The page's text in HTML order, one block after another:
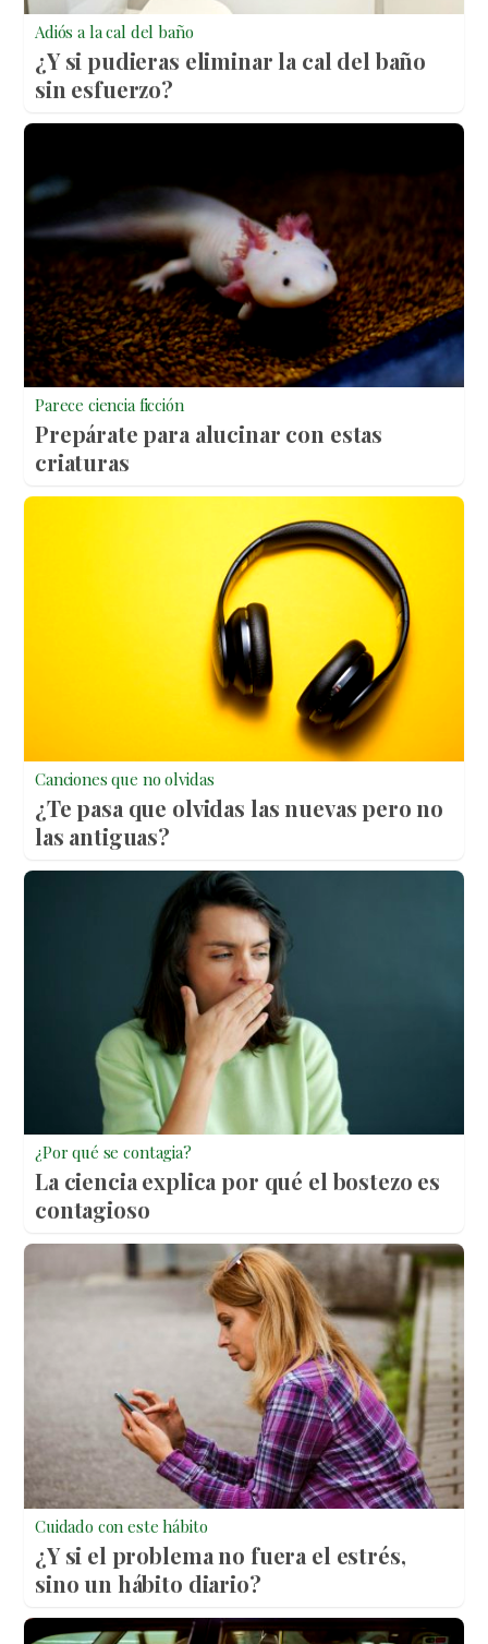
Adiós a la cal del baño
¿Y si pudieras eliminar la cal del baño
sin esfuerzo?
Parece ciencia ficción
Prepárate para alucinar con estas
criaturas
Canciones que no olvidas
¿Te pasa que olvidas las nuevas pero no
las antiguas?
¿Por qué se contagia?
La ciencia explica por qué el bostezo es
contagioso
Cuidado con este hábito
¿Y si el problema no fuera el estrés,
sino un hábito diario?